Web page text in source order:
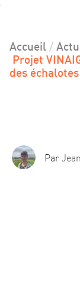
Accueil
Projet
des échalotes
Par